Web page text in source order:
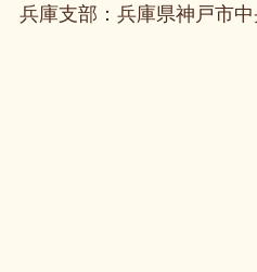
兵庫支部：兵庫県神戸市